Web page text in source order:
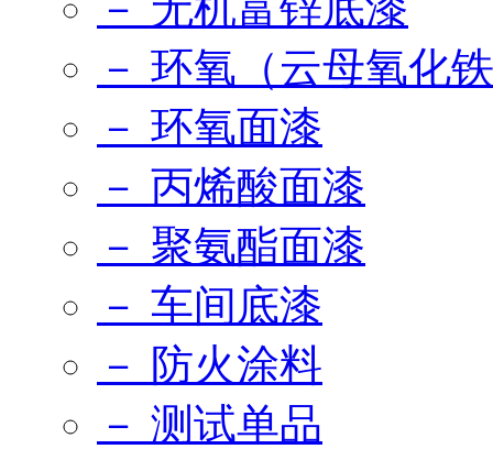
－ 环氧（云母氧化
－ 环氧面漆
－ 丙烯酸面漆
－ 聚氨酯面漆
－ 车间底漆
－ 防火涂料
－ 测试单品